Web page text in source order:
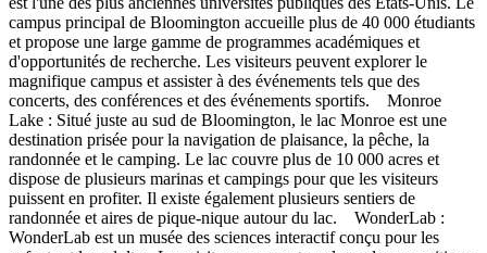
campus principal de Bloomington accueille plus de 40 000 étudiants
et propose une large gamme de programmes académiques et
d'opportunités de recherche. Les visiteurs peuvent explorer le
magnifique campus et assister à des événements tels que des
concerts, des conférences et des événements sportifs. Monroe
Lake : Situé juste au sud de Bloomington, le lac Monroe est une
destination prisée pour la navigation de plaisance, la pêche, la
randonnée et le camping. Le lac couvre plus de 10 000 acres et
dispose de plusieurs marinas et campings pour que les visiteurs
puissent en profiter. Il existe également plusieurs sentiers de
randonnée et aires de pique-nique autour du lac. WonderLab :
WonderLab est un musée des sciences interactif conçu pour les